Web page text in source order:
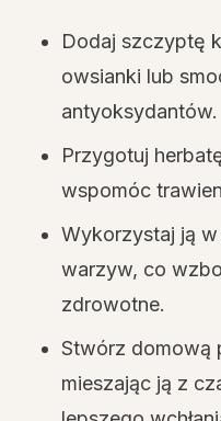
Dodaj szczyptę
owsianki lub
antyoksydantów.
Przygotuj
wspomóc
Wykorzystaj ją
warzyw, co
zdrowotne.
Stwórz domową
mieszając ją z